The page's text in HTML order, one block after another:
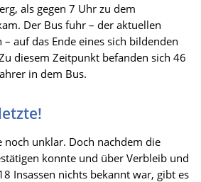
als gegen 7 Uhr zu dem
Der Bus fuhr – der aktuellen
auf das Ende eines sich bildenden
diesem Zeitpunkt befanden sich 46
in dem Bus.
noch unklar. Doch nachdem die
konnte und über Verbleib und
Insassen nichts bekannt war, gibt es